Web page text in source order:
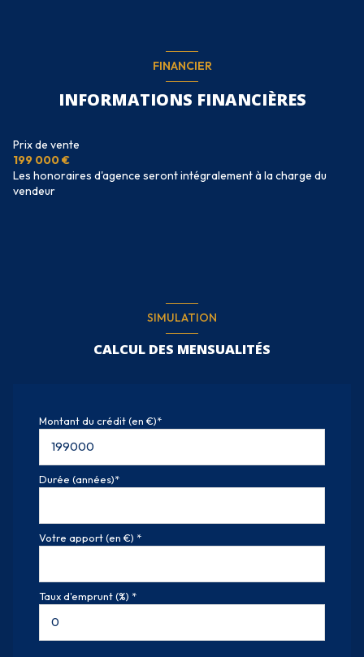
FINANCIER
INFORMATIONS FINANCIÈRES
Prix de vente
199 000 €
Les honoraires d'agence seront intégralement à la charge du
vendeur
SIMULATION
CALCUL DES MENSUALITÉS
Montant du crédit (en €)*
Durée (années)*
Votre apport (en €) *
Taux d'emprunt (%) *